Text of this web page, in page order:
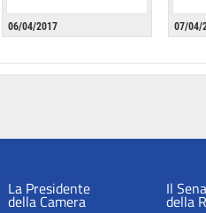
06/04/2017 07/04/
La Presidente
della Camera
Il
della